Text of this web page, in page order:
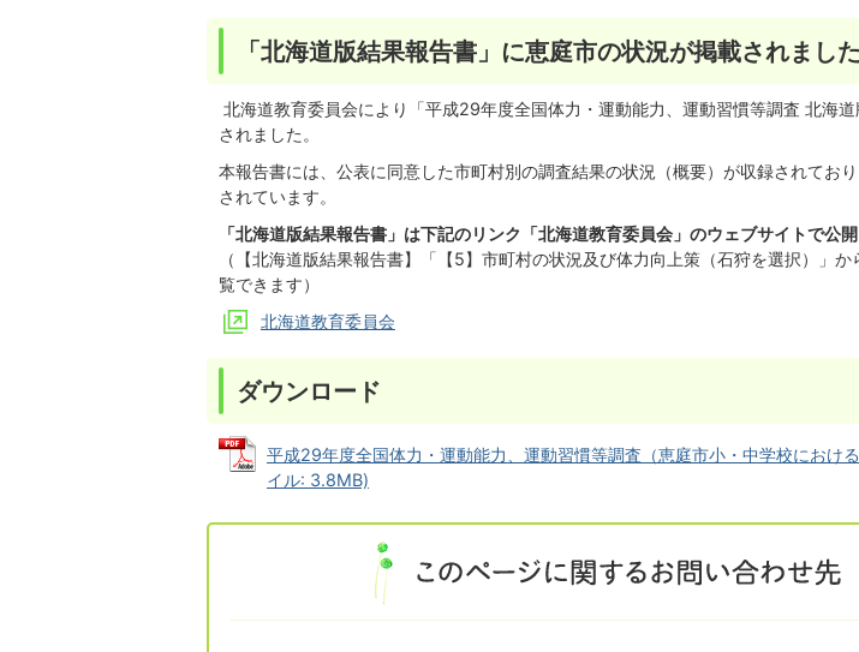
「北海道版結果報告書」に恵庭市の状況が掲載されました
北海道教育委員会により「平成29年度全国体力・運動能力、運動習慣等調査 北海
されました。
本報告書には、公表に同意した市町村別の調査結果の状況（概要）が収録されてお
されています。
「北海道版結果報告書」は下記のリンク「北海道教育委員会」のウェブサイトで公開
（【北海道版結果報告書】「【5】市町村の状況及び体力向上策（石狩を選択）」
覧できます）
北海道教育委員会
ダウンロード
平成29年度全国体力・運動能力、運動習慣等調査（恵庭市小・中学校におけ
イル: 3.8MB)